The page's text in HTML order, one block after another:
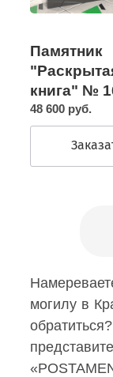
Памятник
книга" №
48 600 руб.
могилу в